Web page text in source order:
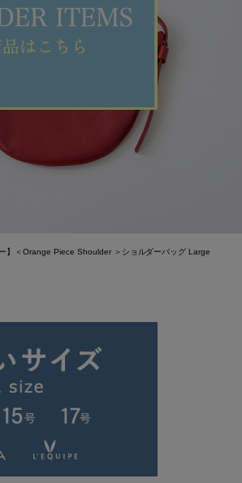
】＜Orange Piece Shoulder ＞ショルダーバッグ Large
ーディネート